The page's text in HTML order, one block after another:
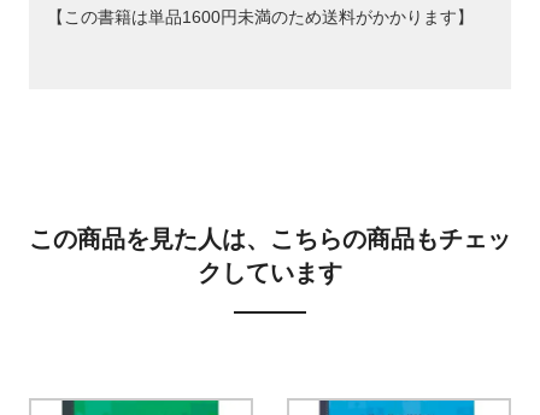
【この書籍は単品1600円未満のため送料がかかります】
この商品を見た人は、こちらの商品もチェッ
クしています